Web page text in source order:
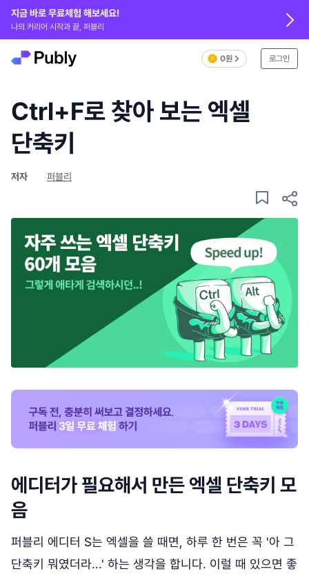
지금 바로 무료체험 해보세요!
나의 커리어 시작과 끝, 퍼블리
0원 로그인
Ctrl+F로 찾아 보는 엑셀
단축키
저자 퍼블리
에디터가 필요해서 만든 엑셀 단축키 모
음
퍼블리 에디터 S는 엑셀을 쓸 때면, 하루 한 번은 꼭 '아 그
단축키 뭐였더라...' 하는 생각을 합니다. 이럴 때 있으면 좋